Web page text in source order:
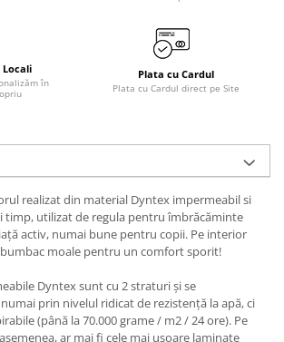
în
Plata cu Cardul
Plata cu Cardul direct pe Site
realizat din material Dyntex impermeabil si
timp, utilizat de regula pentru îmbrăcăminte
activ, numai bune pentru copii. Pe interior
moale pentru un comfort sporit!
Dyntex sunt cu 2 straturi și se
prin nivelul ridicat de rezistență la apă, ci
(până la 70.000 grame / m2 / 24 ore). Pe
ar mai fi cele mai ușoare laminate